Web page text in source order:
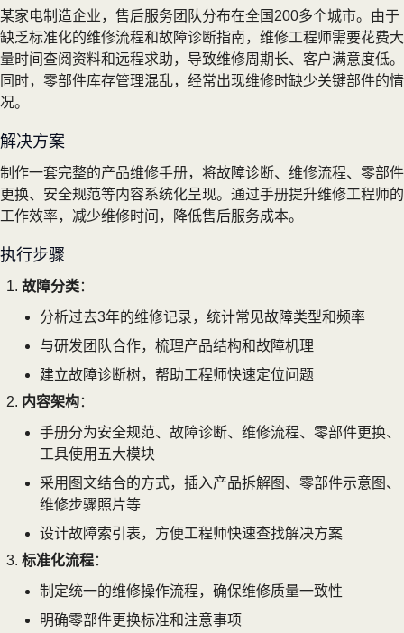
某家电制造企业，售后服务团队分布在全国200多个城市。由于
缺乏标准化的维修流程和故障诊断指南，维修工程师需要花费大
量时间查阅资料和远程求助，导致维修周期长、客户满意度低。
同时，零部件库存管理混乱，经常出现维修时缺少关键部件的情
况。
解决方案
制作一套完整的产品维修手册，将故障诊断、维修流程、零部件
更换、安全规范等内容系统化呈现。通过手册提升维修工程师的
工作效率，减少维修时间，降低售后服务成本。
执行步骤
故障分类：
分析过去3年的维修记录，统计常见故障类型和频率
与研发团队合作，梳理产品结构和故障机理
建立故障诊断树，帮助工程师快速定位问题
内容架构：
手册分为安全规范、故障诊断、维修流程、零部件更换、
工具使用五大模块
采用图文结合的方式，插入产品拆解图、零部件示意图、
维修步骤照片等
设计故障索引表，方便工程师快速查找解决方案
标准化流程：
制定统一的维修操作流程，确保维修质量一致性
明确零部件更换标准和注意事项